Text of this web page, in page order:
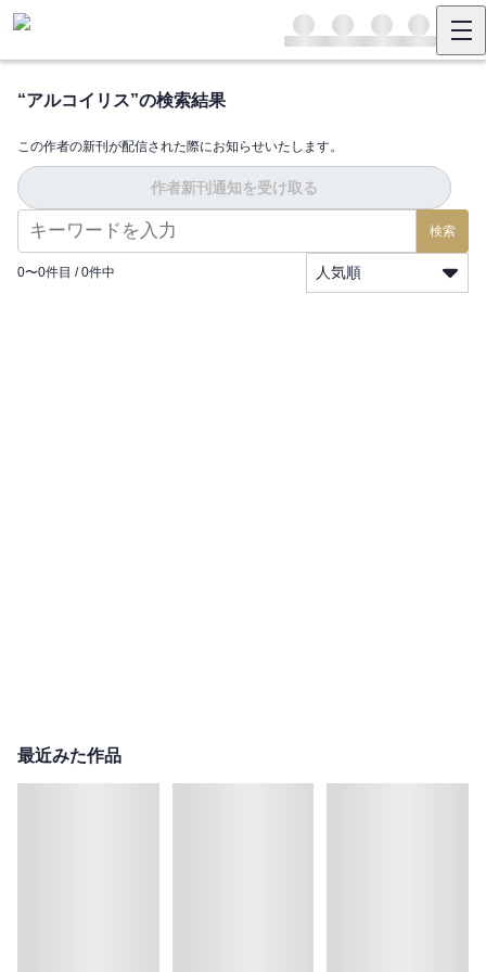
“アルコイリス”の検索結果
この作者の新刊が配信された際にお知らせいたします。
作者新刊通知を受け取る
検索
0〜0件目 / 0件中 人気順
最近みた作品